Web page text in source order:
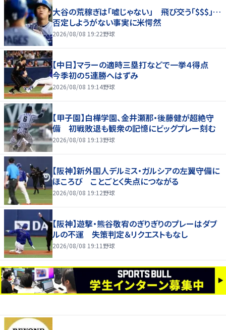
大谷の荒稼ぎは「嘘じゃない」 飛び交う「$$$」…
否定しようがない事実に米愕然
2026/08/08 19:22野球
【中日】マラーの適時三塁打などで一挙４得点
今季初の５連勝へはずみ
2026/08/08 19:14野球
【甲子園】白樺学園、金井瀬那・後藤健が超絶守
備 初戦敗退も観衆の記憶にビッグプレー刻む
2026/08/08 19:13野球
【阪神】新外国人デルミス・ガルシアの左翼守備に
ほころび ことごとく失点につながる
2026/08/08 19:12野球
【阪神】遊撃・熊谷敬宥のぎりぎりのプレーはダブ
ルの不運 失策判定＆リクエストもなし
2026/08/08 19:11 野球